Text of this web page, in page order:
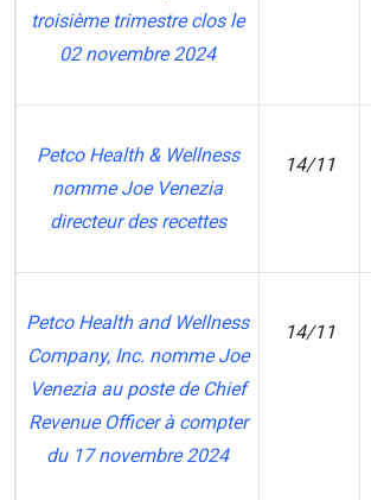
troisième trimestre clos le
02 novembre 2024
Petco Health & Wellness
nomme Joe Venezia
directeur des recettes
14/11
Petco Health and Wellness
Company, Inc. nomme Joe
Venezia au poste de Chief
Revenue Officer à compter
du 17 novembre 2024
14/11